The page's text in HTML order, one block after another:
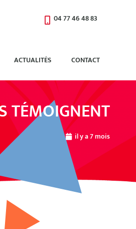
04 77 46 48 83
ACTUALITÉS CONTACT
TÉMOIGNENT
il y a 7 mois